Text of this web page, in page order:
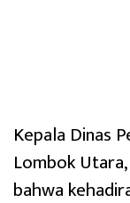
Kepala Dinas
Lombok
bahwa